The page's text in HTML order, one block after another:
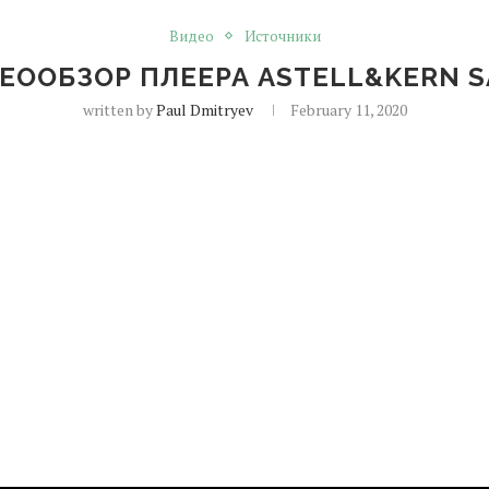
Видео Источники
ПЛЕЕРА ASTELL&KERN
written byPaul Dmitryev February 11, 2020